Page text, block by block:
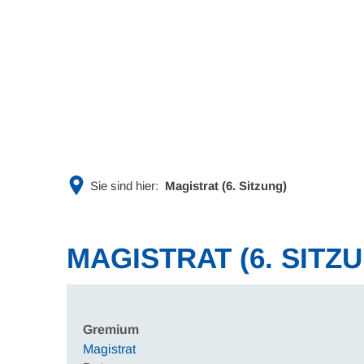
Sie sind hier: Magistrat (6. Sitzung)
MAGISTRAT (6.
Gremium
Magistrat